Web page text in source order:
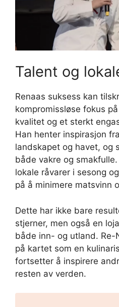
Talent og
Renaas suksess kan
kompromissløse fokus
kvalitet og et sterkt
Han henter inspirasjon
landskapet og havet, og
både vakre og
lokale råvarer i sesong
på å minimere matsvinn
Dette har ikke bare
stjerner, men også en
både inn- og utland. Re-
på kartet som en
fortsetter å inspirere
resten av verden.